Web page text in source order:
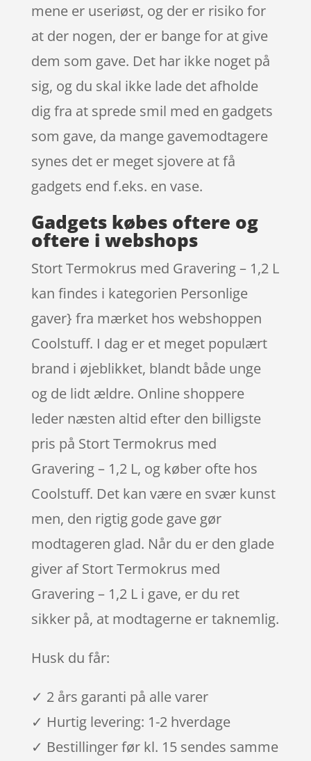
mene er useriøst, og der er risiko for
at der nogen, der er bange for at give
dem som gave. Det har ikke noget på
sig, og du skal ikke lade det afholde
dig fra at sprede smil med en gadgets
som gave, da mange gavemodtagere
synes det er meget sjovere at få
gadgets end f.eks. en vase.
Gadgets købes oftere og
oftere i webshops
Stort Termokrus med Gravering – 1,2 L
kan findes i kategorien Personlige
gaver} fra mærket hos webshoppen
Coolstuff. I dag er et meget populært
brand i øjeblikket, blandt både unge
og de lidt ældre. Online shoppere
leder næsten altid efter den billigste
pris på Stort Termokrus med
Gravering – 1,2 L, og køber ofte hos
Coolstuff. Det kan være en svær kunst
men, den rigtig gode gave gør
modtageren glad. Når du er den glade
giver af Stort Termokrus med
Gravering – 1,2 L i gave, er du ret
sikker på, at modtagerne er taknemlig.
Husk du får:
✓ 2 års garanti på alle varer
✓ Hurtig levering: 1-2 hverdage
✓ Bestillinger før kl. 15 sendes samme